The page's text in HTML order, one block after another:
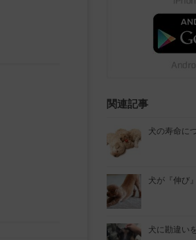
関連記事
犬の寿命に
犬が『伸び
犬に勘違い